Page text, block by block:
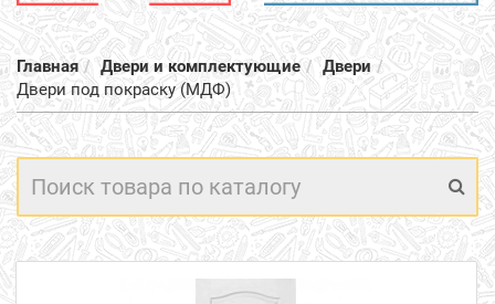
Главная Двери и комплектующие
Двери
Двери под покраску (МДФ)